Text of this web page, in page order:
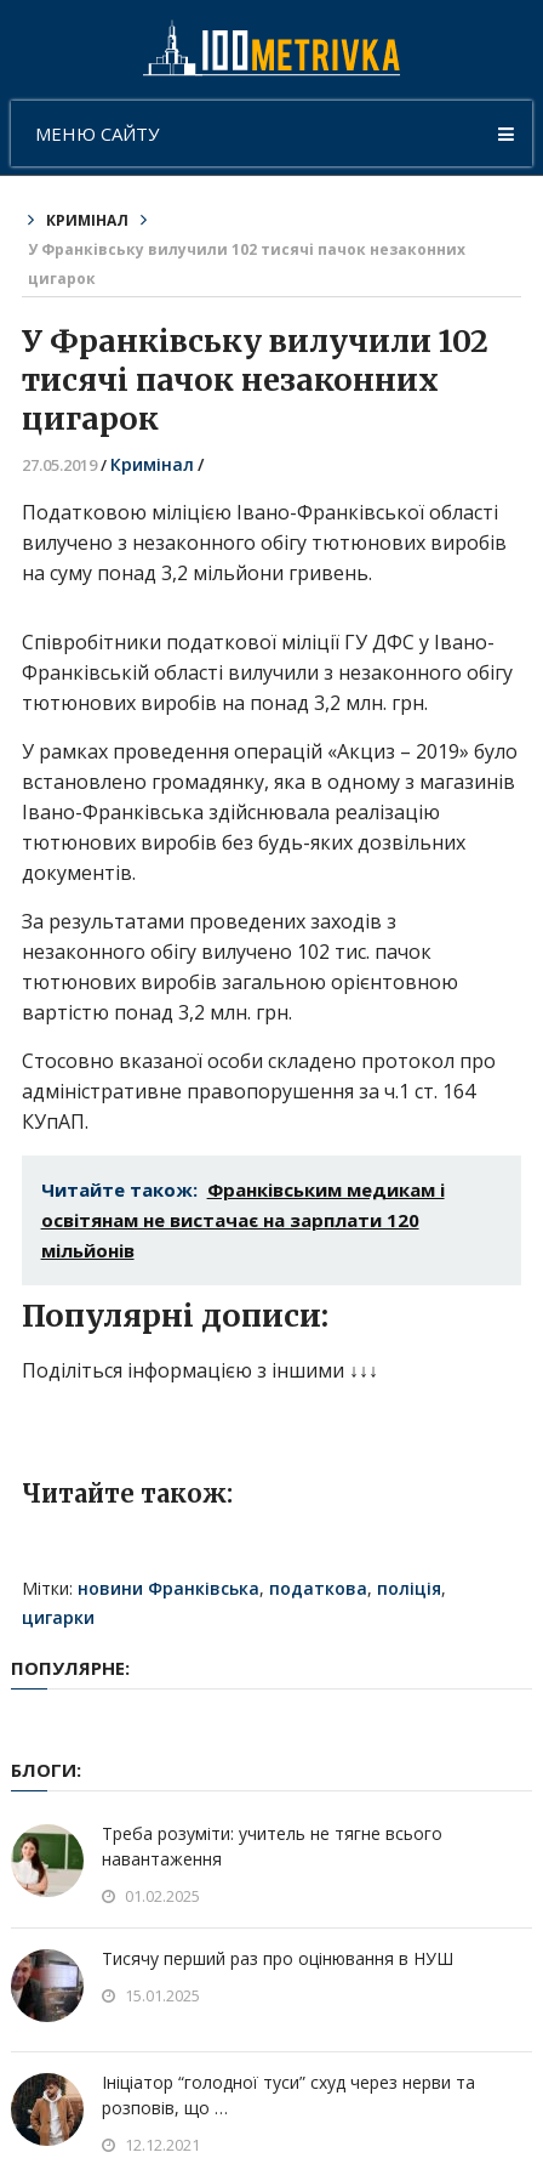
МЕНЮ САЙТУ
КРИМІНАЛ
У Франківську вилучили 102 тисячі пачок незаконних
цигарок
У Франківську вилучили 102
тисячі пачок незаконних
цигарок
27.05.2019/ Кримінал /
Податковою міліцією Івано-Франківської області
вилучено з незаконного обігу тютюнових виробів
на суму понад 3,2 мільйони гривень.
Співробітники податкової міліції ГУ ДФС у Івано-
Франківській області вилучили з незаконного обігу
тютюнових виробів на понад 3,2 млн. грн.
У рамках проведення операцій «Акциз – 2019» було
встановлено громадянку, яка в одному з магазинів
Івано-Франківська здійснювала реалізацію
тютюнових виробів без будь-яких дозвільних
документів.
За результатами проведених заходів з
незаконного обігу вилучено 102 тис. пачок
тютюнових виробів загальною орієнтовною
вартістю понад 3,2 млн. грн.
Стосовно вказаної особи складено протокол про
адміністративне правопорушення за ч.1 ст. 164
КУпАП.
Читайте також: Франківським медикам і
освітянам не вистачає на зарплати 120
мільйонів
Популярні дописи:
Поділіться інформацією з іншими ↓↓↓
Читайте також:
Мітки: новини Франківська, податкова, поліція,
цигарки
ПОПУЛЯРНЕ:
БЛОГИ:
Треба розуміти: учитель не тягне всього
навантаження
01.02.2025
Тисячу перший раз про оцінювання в НУШ
15.01.2025
Ініціатор “голодної туси” схуд через нерви та
розповів, що …
12.12.2021